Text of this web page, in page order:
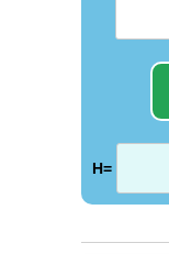
H=